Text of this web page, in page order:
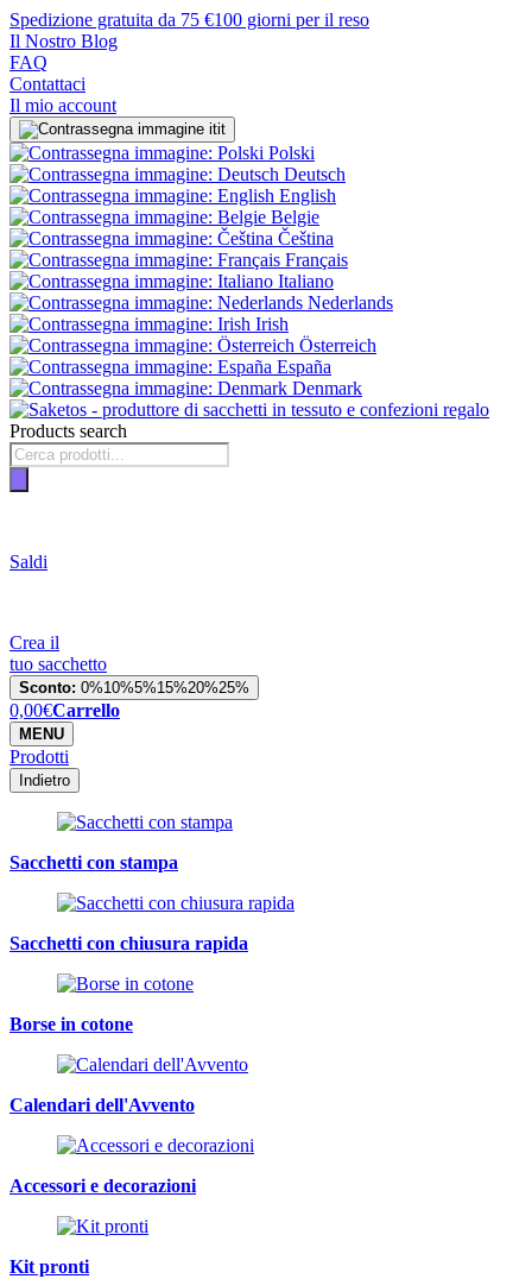
Spedizione gratuita da 75 €100 giorni per il reso
Il Nostro Blog
FAQ
Contattaci
Il mio account
it
Polski
Deutsch
English
Belgie
Čeština
Français
Italiano
Nederlands
Irish
Österreich
España
Denmark
Products search
Saldi
Crea il
tuo sacchetto
Sconto: 0%10%5%15%20%25%
0,00€Carrello
MENU
Prodotti
Indietro
Sacchetti con stampa
Sacchetti con chiusura rapida
Borse in cotone
Calendari dell'Avvento
Accessori e decorazioni
Kit pronti